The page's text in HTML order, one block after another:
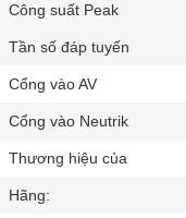
Công suất Peak
Tần số đáp tuyến
Cổng vào AV
Cổng vào Neutrik
Thương hiệu của
Hãng: